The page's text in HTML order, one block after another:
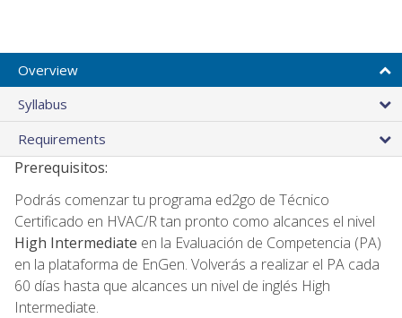
Overview
Syllabus
Requirements
Prerequisitos:
Podrás comenzar tu programa ed2go de Técnico
Certificado en HVAC/R tan pronto como alcances el nivel
High Intermediate en la Evaluación de Competencia (PA)
en la plataforma de EnGen. Volverás a realizar el PA cada
60 días hasta que alcances un nivel de inglés High
Intermediate.